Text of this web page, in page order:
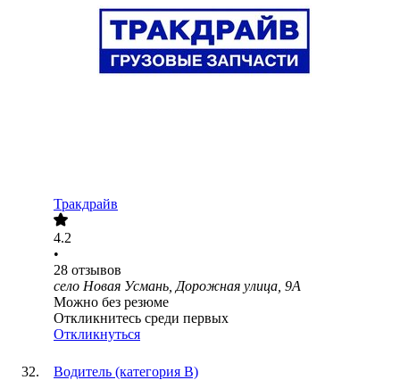
Тракдрайв
4.2
•
28 отзывов
село Новая Усмань, Дорожная улица, 9А
Можно без резюме
Откликнитесь среди первых
Откликнуться
Водитель (категория В)